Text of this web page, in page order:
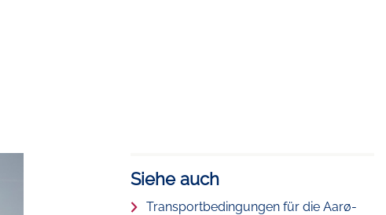
Siehe auch
Transportbedingungen für die Aarø-